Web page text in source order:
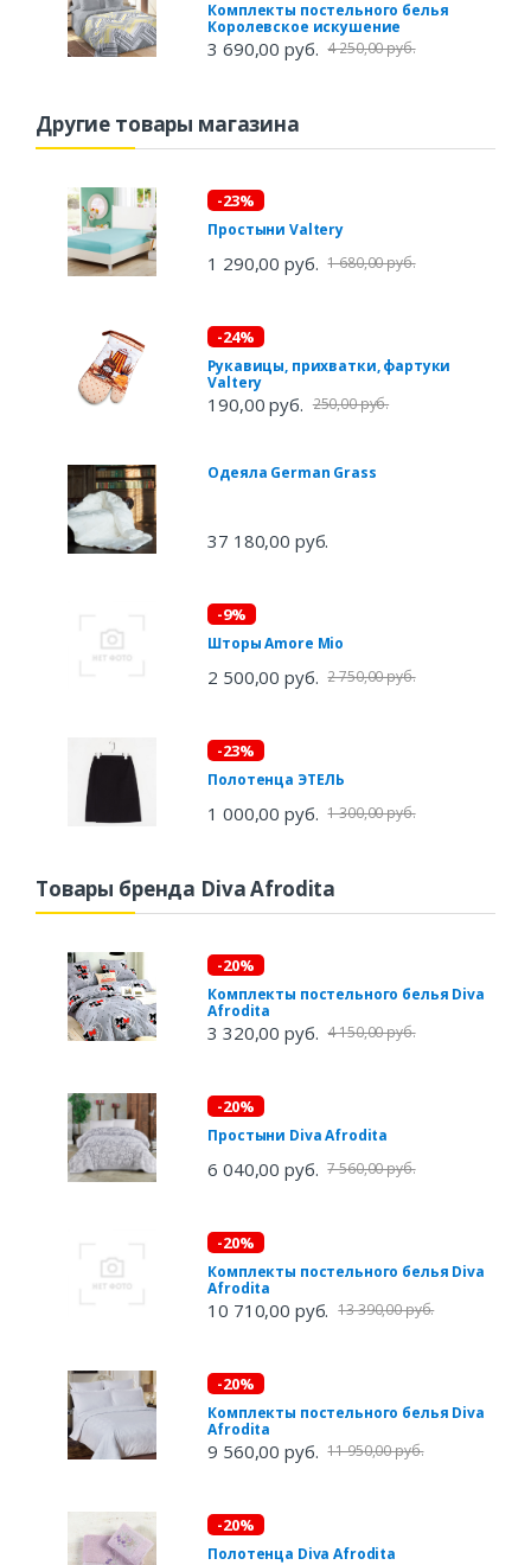
Комплекты постельного белья
Королевское искушение
3 690,00 руб. 4 250,00 руб.
Другие товары магазина
-23%
Простыни Valtery
1 290,00 руб. 1 680,00 руб.
-24%
Рукавицы, прихватки, фартуки
Valtery
190,00 руб. 250,00 руб.
Одеяла German Grass
37 180,00 руб.
-9%
Шторы Amore Mio
2 500,00 руб. 2 750,00 руб.
-23%
Полотенца ЭТЕЛЬ
1 000,00 руб. 1 300,00 руб.
Товары бренда Diva Afrodita
-20%
Комплекты постельного белья Diva
Afrodita
3 320,00 руб. 4 150,00 руб.
-20%
Простыни Diva Afrodita
6 040,00 руб. 7 560,00 руб.
-20%
Комплекты постельного белья Diva
Afrodita
10 710,00 руб. 13 390,00 руб.
-20%
Комплекты постельного белья Diva
Afrodita
9 560,00 руб. 11 950,00 руб.
-20%
Полотенца Diva Afrodita